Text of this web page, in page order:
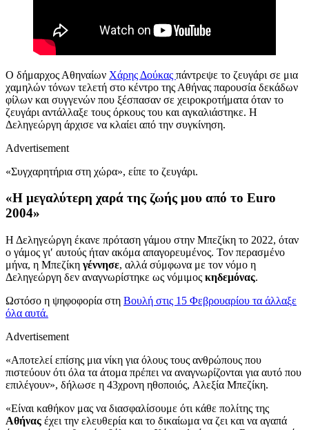
Ο δήμαρχος Αθηναίων Χάρης Δούκας πάντρεψε το ζευγάρι σε μια
χαμηλών τόνων τελετή στο κέντρο της Αθήνας παρουσία δεκάδων
φίλων και συγγενών που ξέσπασαν σε χειροκροτήματα όταν το
ζευγάρι αντάλλαξε τους όρκους του και αγκαλιάστηκε. Η
Δεληγεώργη άρχισε να κλαίει από την συγκίνηση.
Advertisement
«Συγχαρητήρια στη χώρα», είπε το ζευγάρι.
«Η μεγαλύτερη χαρά της ζωής μου από το Euro
2004»
Η Δεληγεώργη έκανε πρόταση γάμου στην Μπεζίκη το 2022, όταν
ο γάμος γι′ αυτούς ήταν ακόμα απαγορευμένος. Τον περασμένο
μήνα, η Μπεζίκη γέννησε, αλλά σύμφωνα με τον νόμο η
Δεληγεώργη δεν αναγνωρίστηκε ως νόμιμος κηδεμόνας.
Ωστόσο η ψηφοφορία στη Βουλή στις 15 Φεβρουαρίου τα άλλαξε
όλα αυτά.
Advertisement
«Αποτελεί επίσης μια νίκη για όλους τους ανθρώπους που
πιστεύουν ότι όλα τα άτομα πρέπει να αναγνωρίζονται για αυτό που
επιλέγουν», δήλωσε η 43χρονη ηθοποιός, Αλεξία Μπεζίκη.
«Είναι καθήκον μας να διασφαλίσουμε ότι κάθε πολίτης της
Αθήνας έχει την ελευθερία και το δικαίωμα να ζει και να αγαπά